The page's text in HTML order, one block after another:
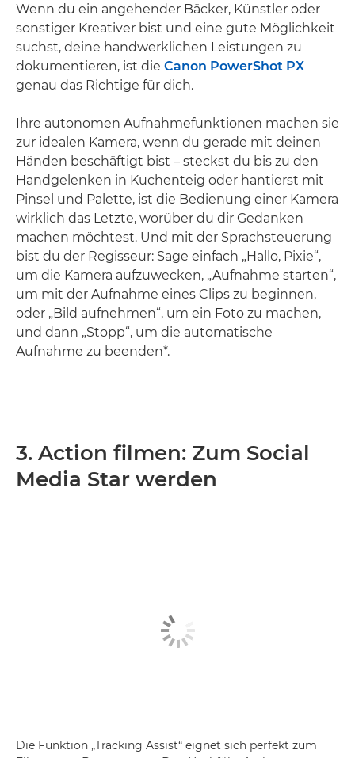
Wenn du ein angehender Bäcker, Künstler oder
sonstiger Kreativer bist und eine gute Möglichkeit
suchst, deine handwerklichen Leistungen zu
dokumentieren, ist die Canon PowerShot PX
genau das Richtige für dich.
Ihre autonomen Aufnahmefunktionen machen sie
zur idealen Kamera, wenn du gerade mit deinen
Händen beschäftigt bist – steckst du bis zu den
Handgelenken in Kuchenteig oder hantierst mit
Pinsel und Palette, ist die Bedienung einer Kamera
wirklich das Letzte, worüber du dir Gedanken
machen möchtest. Und mit der Sprachsteuerung
bist du der Regisseur: Sage einfach „Hallo, Pixie“,
um die Kamera aufzuwecken, „Aufnahme starten“,
um mit der Aufnahme eines Clips zu beginnen,
oder „Bild aufnehmen“, um ein Foto zu machen,
und dann „Stopp“, um die automatische
Aufnahme zu beenden*.
3. Action filmen: Zum Social
Media Star werden
Die Funktion „Tracking Assist“ eignet sich perfekt zum